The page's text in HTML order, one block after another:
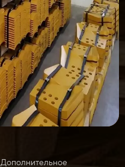
Дополнительное